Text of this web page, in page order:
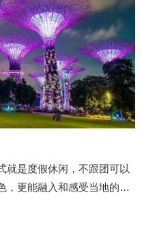
就是度假休闲，不跟团可以
，更能融入和感受当地的…